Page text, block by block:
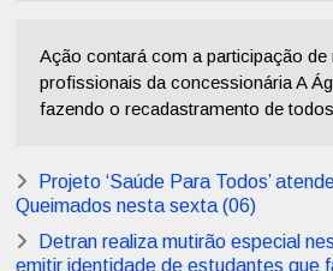
Ação contará com a participação de
profissionais da concessionária A
fazendo o recadastramento de
Projeto ‘Saúde Para Todos’
Queimados nesta sexta (06)
Detran realiza mutirão especial
emitir identidade de estudantes que